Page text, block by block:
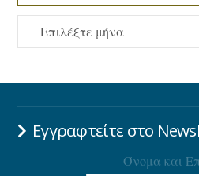
ΑΡΧΕΙΟ
Εγγραφτείτε στο
Όνομα και